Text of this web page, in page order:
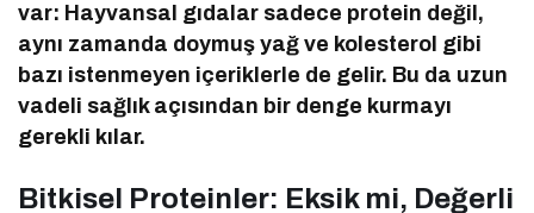
var: Hayvansal gıdalar sadece protein değil,
aynı zamanda doymuş yağ ve kolesterol gibi
bazı istenmeyen içeriklerle de gelir. Bu da uzun
vadeli sağlık açısından bir denge kurmayı
gerekli kılar.
Bitkisel Proteinler: Eksik mi, Değerli